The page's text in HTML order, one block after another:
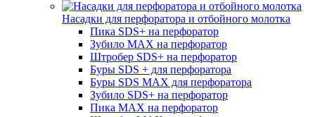
Насадки для перфоратора и отбойного молотка
Пика SDS+ на перфоратор
Зубило MAX на перфоратор
Штробер SDS+ на перфоратор
Буры SDS + для перфоратора
Буры SDS MAX для перфоратора
Зубило SDS+ на перфоратор
Пика MAX на перфоратор